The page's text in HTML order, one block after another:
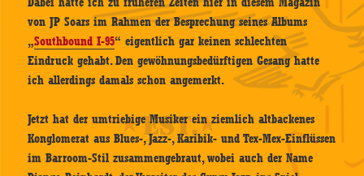
von JP Soars im Rahmen der Besprechung seines Albums
„Southbound I-95“ eigentlich gar keinen schlechten
Eindruck gehabt. Den gewöhnungsbedürftigen Gesang hatte
ich allerdings damals schon angemerkt.
Jetzt hat der umtriebige Musiker ein ziemlich altbackenes
Konglomerat aus Blues-, Jazz-, Karibik- und Tex-Mex-Einflüssen
im Barroom-Stil zusammengebraut, wobei auch der Name